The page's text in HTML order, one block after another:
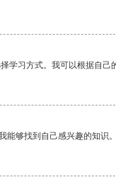
学习方式。我可以根据自己
够找到自己感兴趣的知识。